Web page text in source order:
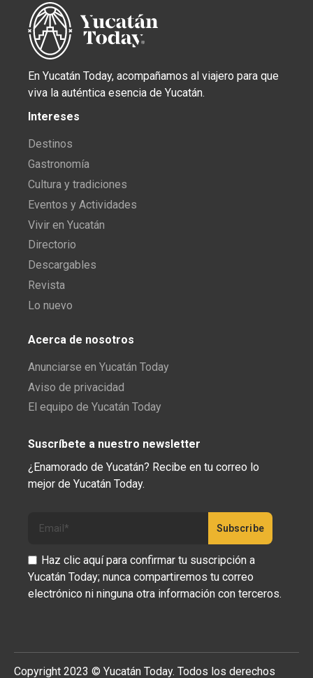
En Yucatán Today, acompañamos al viajero para que
viva la auténtica esencia de Yucatán.
Intereses
Destinos
Gastronomía
Cultura y tradiciones
Eventos y Actividades
Vivir en Yucatán
Directorio
Descargables
Revista
Lo nuevo
Acerca de nosotros
Anunciarse en Yucatán Today
Aviso de privacidad
El equipo de Yucatán Today
Suscríbete a nuestro newsletter
¿Enamorado de Yucatán? Recibe en tu correo lo
mejor de Yucatán Today.
Haz clic aquí para confirmar tu suscripción a
Yucatán Today; nunca compartiremos tu correo
electrónico ni ninguna otra información con terceros.
Copyright 2023 © Yucatán Today. Todos los derechos